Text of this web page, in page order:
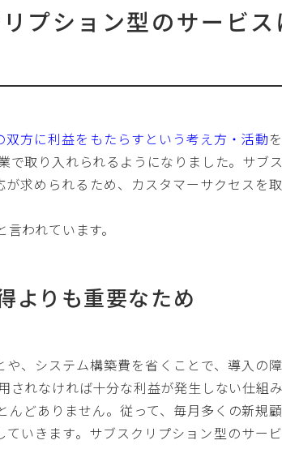
プション型のサービス
方に利益をもたらすという考え方・活動
で取り入れられるようになりました。サブ
求められるため、カスタマーサクセスを
われています。
よりも重要なため
、システム構築費を省くことで、導入の
されなければ十分な利益が発生しない仕組
どありません。従って、毎月多くの新規
いきます。サブスクリプション型のサー